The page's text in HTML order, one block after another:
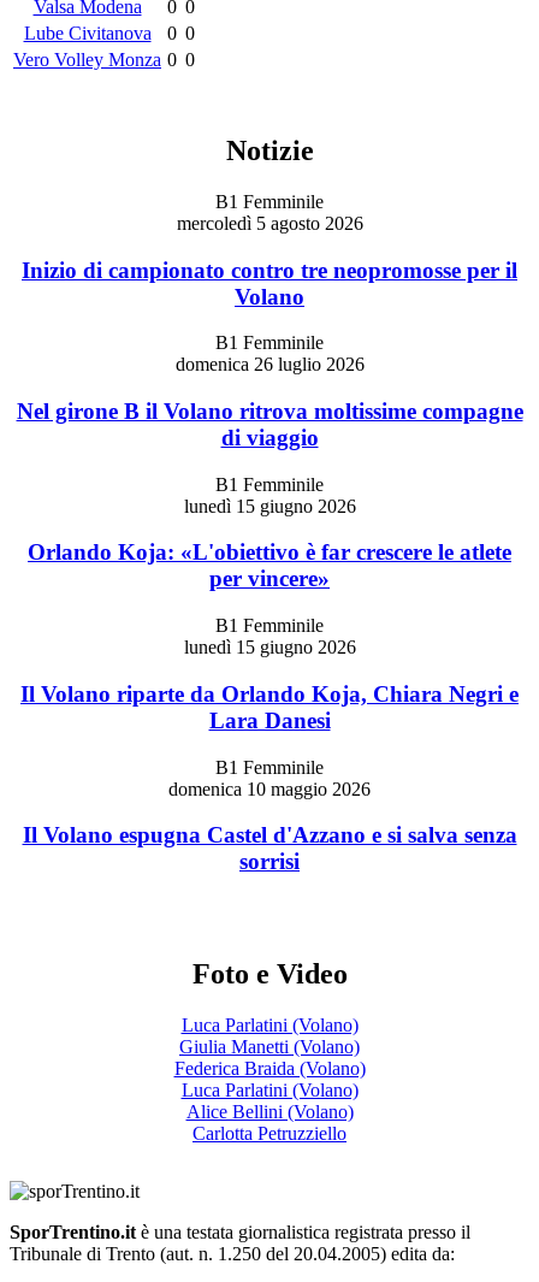
Valsa Modena 0 0
Lube Civitanova
0 0
Vero Volley Monza 0 0
Notizie
B1 Femminile
mercoledì 5 agosto 2026
Inizio di campionato contro tre neopromosse per il
Volano
B1 Femminile
domenica 26 luglio 2026
Nel girone B il Volano ritrova moltissime compagne
di viaggio
B1 Femminile
lunedì 15 giugno 2026
Orlando Koja: «L'obiettivo è far crescere le atlete
per vincere»
B1 Femminile
lunedì 15 giugno 2026
Il Volano riparte da Orlando Koja, Chiara Negri e
Lara Danesi
B1 Femminile
domenica 10 maggio 2026
Il Volano espugna Castel d'Azzano e si salva senza
sorrisi
Foto e Video
Luca Parlatini (Volano)
Giulia Manetti (Volano)
Federica Braida (Volano)
Luca Parlatini (Volano)
Alice Bellini (Volano)
Carlotta Petruzziello
SporTrentino.it è una testata giornalistica registrata presso il
Tribunale di Trento (aut. n. 1.250 del 20.04.2005) edita da: